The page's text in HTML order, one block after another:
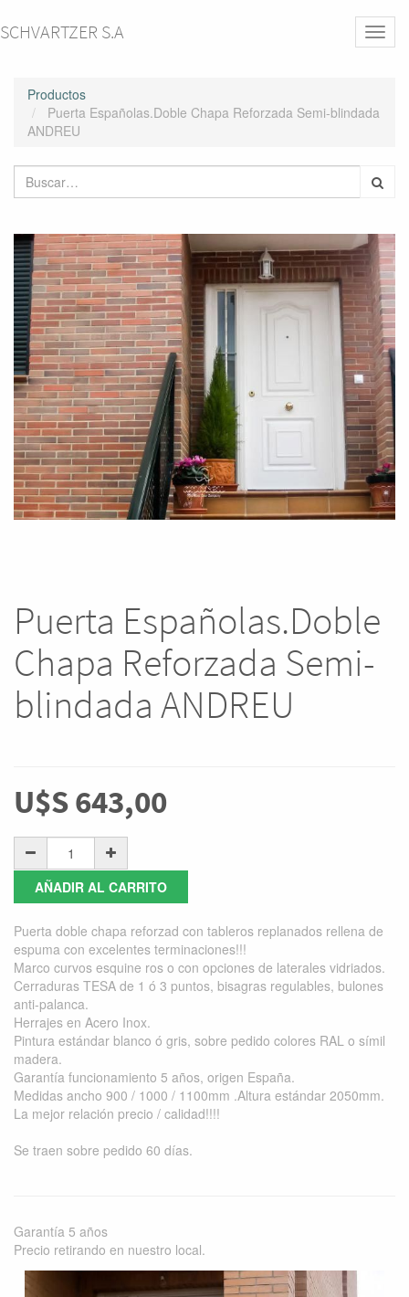
SCHVARTZER S.A
Productos
Puerta Españolas.Doble Chapa Reforzada Semi-blindada
ANDREU
Puerta Españolas.Doble
Chapa Reforzada Semi-
blindada ANDREU
U$S643,00
AÑADIR AL CARRITO
Puerta doble chapa reforzad con tableros replanados rellena de
espuma con excelentes terminaciones!!!
Marco curvos esquine ros o con opciones de laterales vidriados.
Cerraduras TESA de 1 ó 3 puntos, bisagras regulables, bulones
anti-palanca.
Herrajes en Acero Inox.
Pintura estándar blanco ó gris, sobre pedido colores RAL o símil
madera.
Garantía funcionamiento 5 años, origen España.
Medidas ancho 900 / 1000 / 1100mm .Altura estándar 2050mm.
La mejor relación precio / calidad!!!!
Se traen sobre pedido 60 días.
Garantía 5 años
Precio retirando en nuestro local.